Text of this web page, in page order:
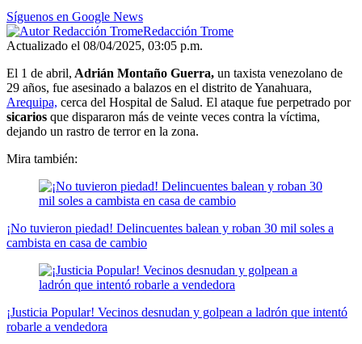
22
seconds
Síguenos en Google News
Redacción Trome
Actualizado el 08/04/2025, 03:05 p.m.
El 1 de abril, Adrián Montaño Guerra, un taxista venezolano de
29 años, fue asesinado a balazos en el distrito de Yanahuara,
Arequipa, cerca del Hospital de Salud. El ataque fue perpetrado por
sicarios que dispararon más de veinte veces contra la víctima,
dejando un rastro de terror en la zona.
Mira también:
¡No tuvieron piedad! Delincuentes balean y roban 30 mil soles a
cambista en casa de cambio
¡Justicia Popular! Vecinos desnudan y golpean a ladrón que intentó
robarle a vendedora